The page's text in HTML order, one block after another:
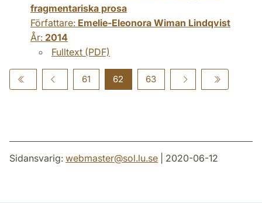
fragmentariska prosa
Författare: Emelie-Eleonora Wiman Lindqvist
År: 2014
Fulltext (PDF)
61 62 63
Sidansvarig: webmaster@sol.lu.se | 2020-06-12